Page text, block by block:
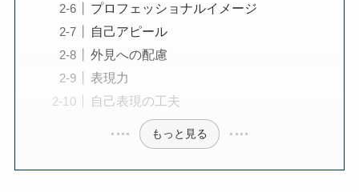
プロフェッショナルイメージ
自己アピール
外見への配慮
表現力
自己表現の工夫
もっと見る